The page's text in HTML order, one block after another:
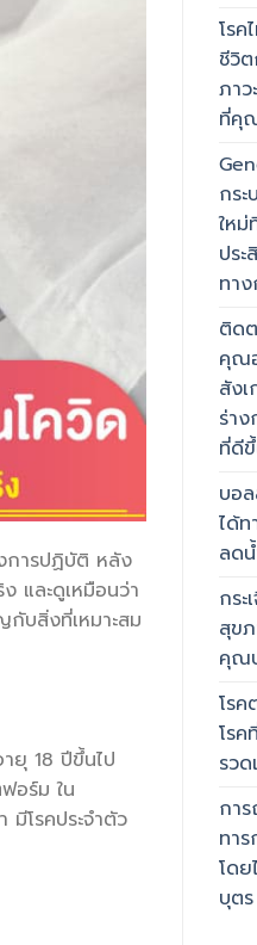
การปฏิบัติ หลัง
และดูเหมือนว่า
กับสิ่งที่เหมาะสม
ยุ 18 ปีขึ้นไป
อร์ม ใน
โรคประจำตัว
โรค
ชีวิ
ภา
ที่คุ
กร
ใหม่
ปร
ทา
ติด
คุณ
สัง
ร่า
ที่ดี
บอ
ได้
ลด
กร
สุข
คุณ
โรค
โรค
รวด
กา
ทา
โด
บุตร